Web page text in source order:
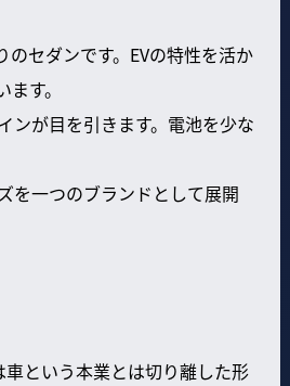
セダンです。EVの特性を活か
す。
ンが目を引きます。電池を少な
を一つのブランドとして展開
という本業とは切り離した形